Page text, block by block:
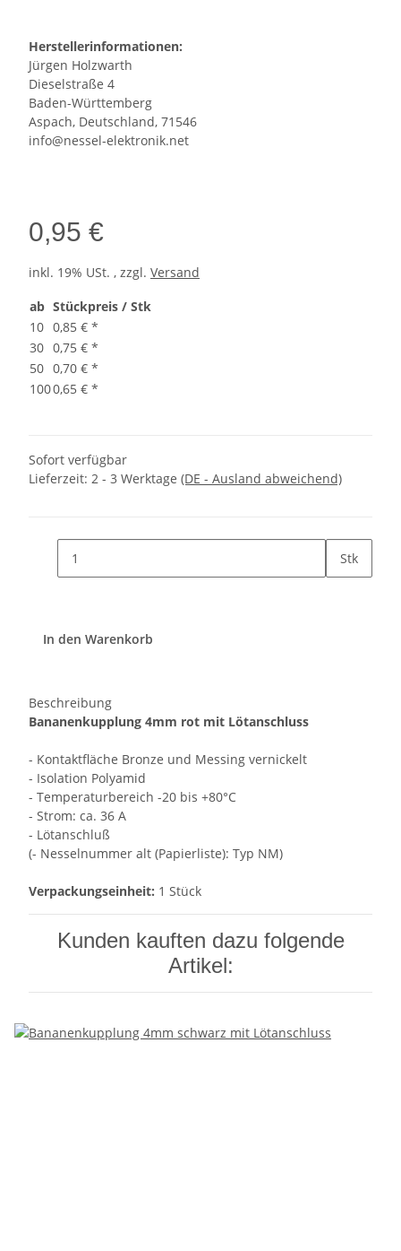
Herstellerinformationen:
Jürgen Holzwarth
Dieselstraße 4
Baden-Württemberg
Aspach, Deutschland, 71546
info@nessel-elektronik.net
0,95 €
inkl. 19% USt. , zzgl. Versand
ab Stückpreis / Stk
10 0,85 € *
30 0,75 € *
50 0,70 € *
1000,65 € *
Sofort verfügbar
Lieferzeit: 2 - 3 Werktage (DE - Ausland abweichend)
Stk
In den Warenkorb
Beschreibung
Bananenkupplung 4mm rot mit Lötanschluss
- Kontaktfläche Bronze und Messing vernickelt
- Isolation Polyamid
- Temperaturbereich -20 bis +80°C
- Strom: ca. 36 A
- Lötanschluß
(- Nesselnummer alt (Papierliste): Typ NM)
Verpackungseinheit: 1 Stück
Kunden kauften dazu folgende
Artikel: